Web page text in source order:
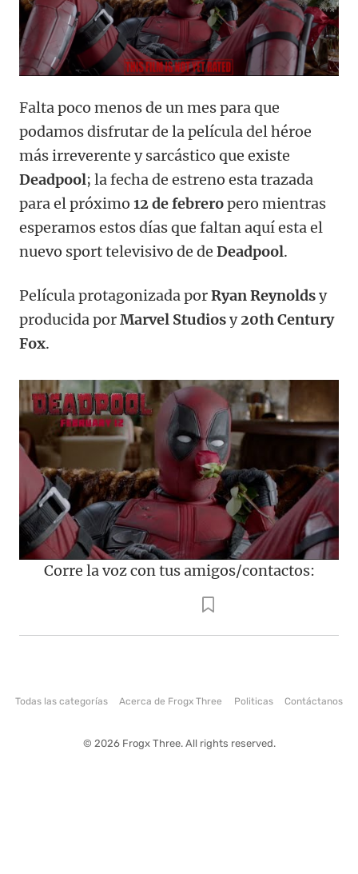
Falta poco menos de un mes para que
podamos disfrutar de la película del héroe
más irreverente y sarcástico que existe
Deadpool; la fecha de estreno esta trazada
para el próximo 12 de febreropero mientras
esperamos estos días que faltan aquí esta el
nuevo sport televisivo de de Deadpool.
Película protagonizada porRyan Reynoldsy
producida porMarvel Studiosy20th Century
Fox.
Corre la voz con tus amigos/contactos:
Todas las categorías Acerca de Frogx Three Politicas Contáctanos
© 2026 Frogx Three. All rights reserved.